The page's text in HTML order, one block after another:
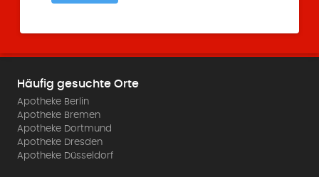
Häufig gesuchte Orte
Apotheke Berlin
Apotheke Bremen
Apotheke Dortmund
Apotheke Dresden
Apotheke Düsseldorf